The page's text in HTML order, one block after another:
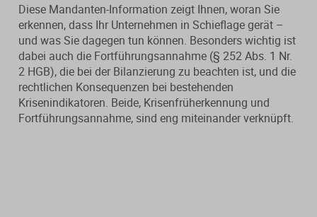
Diese Mandanten-Information zeigt Ihnen, woran Sie
erkennen, dass Ihr Unternehmen in Schieflage gerät –
und was Sie dagegen tun können. Besonders wichtig ist
dabei auch die Fortführungsannahme (§ 252 Abs. 1 Nr.
2 HGB), die bei der Bilanzierung zu beachten ist, und die
rechtlichen Konsequenzen bei bestehenden
Krisenindikatoren. Beide, Krisenfrüherkennung und
Fortführungsannahme, sind eng miteinander verknüpft.